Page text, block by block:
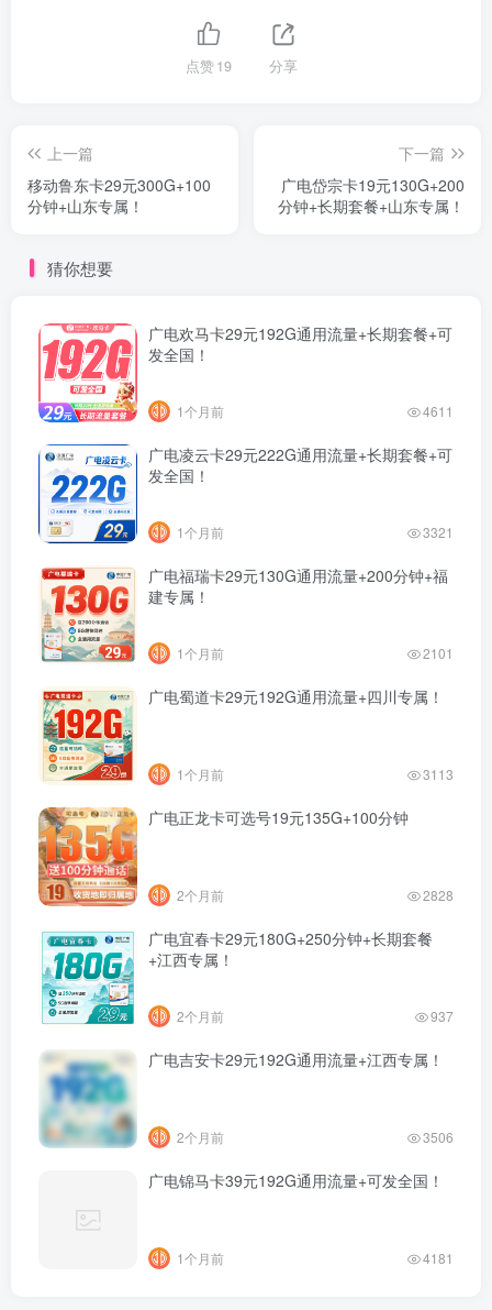
点赞19 分享
上一篇
移动鲁东卡29元300G+100
分钟+山东专属！
下一篇
广电岱宗卡19元130G+200
分钟+长期套餐+山东专属！
猜你想要
广电欢马卡29元192G通用流量+长期套餐+可
发全国！
1个月前 4611
广电凌云卡29元222G通用流量+长期套餐+可
发全国！
1个月前 3321
广电福瑞卡29元130G通用流量+200分钟+福
建专属！
1个月前 2101
广电蜀道卡29元192G通用流量+四川专属！
1个月前 3113
广电正龙卡可选号19元135G+100分钟
2个月前 2828
广电宜春卡29元180G+250分钟+长期套餐
+江西专属！
2个月前 937
广电吉安卡29元192G通用流量+江西专属！
2个月前 3506
广电锦马卡39元192G通用流量+可发全国！
1个月前 4181